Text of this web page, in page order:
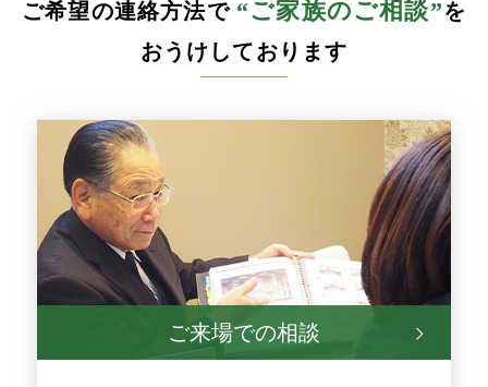
ご希望の連絡方法で “ご家族のご相談”を
おうけしております
ご来場での相談